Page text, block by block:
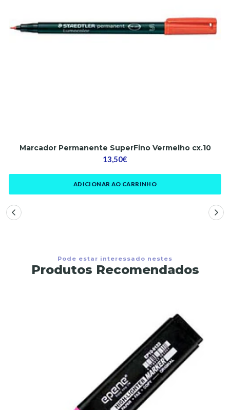
Marcador Permanente SuperFino Vermelho cx.10
13,50€
ADICIONAR AO CARRINHO
Pode estar interessado nestes
Produtos Recomendados